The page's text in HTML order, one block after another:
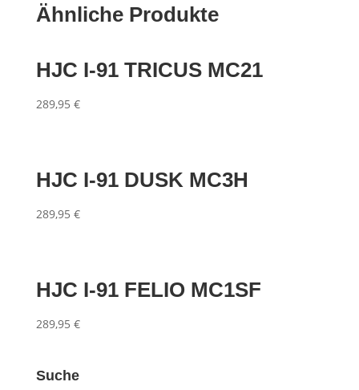
Ähnliche Produkte
HJC I-91 TRICUS MC21
289,95 €
HJC I-91 DUSK MC3H
289,95 €
HJC I-91 FELIO MC1SF
289,95 €
Suche